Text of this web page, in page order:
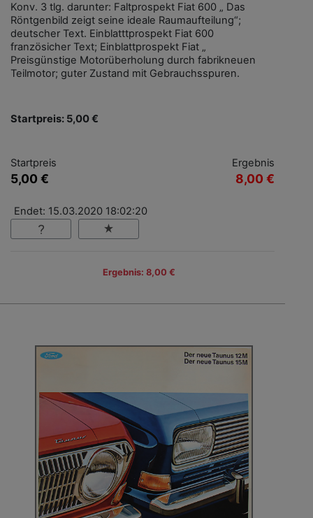
Konv. 3 tlg. darunter: Faltprospekt Fiat 600 „ Das
Röntgenbild zeigt seine ideale Raumaufteilung“;
deutscher Text. Einblatttprospekt Fiat 600
französicher Text; Einblattprospekt Fiat „
Preisgünstige Motorüberholung durch fabrikneuen
Teilmotor; guter Zustand mit Gebrauchsspuren.
Startpreis: 5,00 €
Startpreis
5,00 €
Ergebnis
8,00 €
Endet: 15.03.2020 18:02:20
Ergebnis: 8,00 €